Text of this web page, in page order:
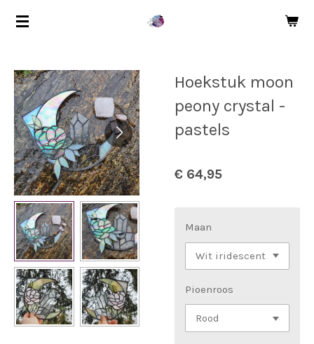
Ga
de
hoofdinhoud
Hoekstuk moon
peony crystal -
pastels
€ 64,95
Maan
Pioenroos